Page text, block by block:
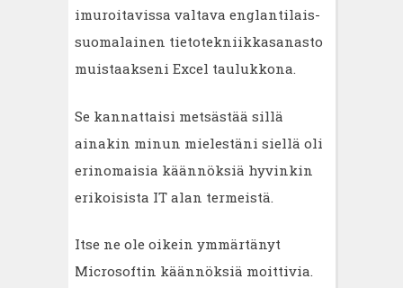
imuroitavissa valtava englantilais-
suomalainen tietotekniikkasanasto
muistaakseni Excel taulukkona.
Se kannattaisi metsästää sillä
ainakin minun mielestäni siellä oli
erinomaisia käännöksiä hyvinkin
erikoisista IT alan termeistä.
Itse ne ole oikein ymmärtänyt
Microsoftin käännöksiä moittivia.